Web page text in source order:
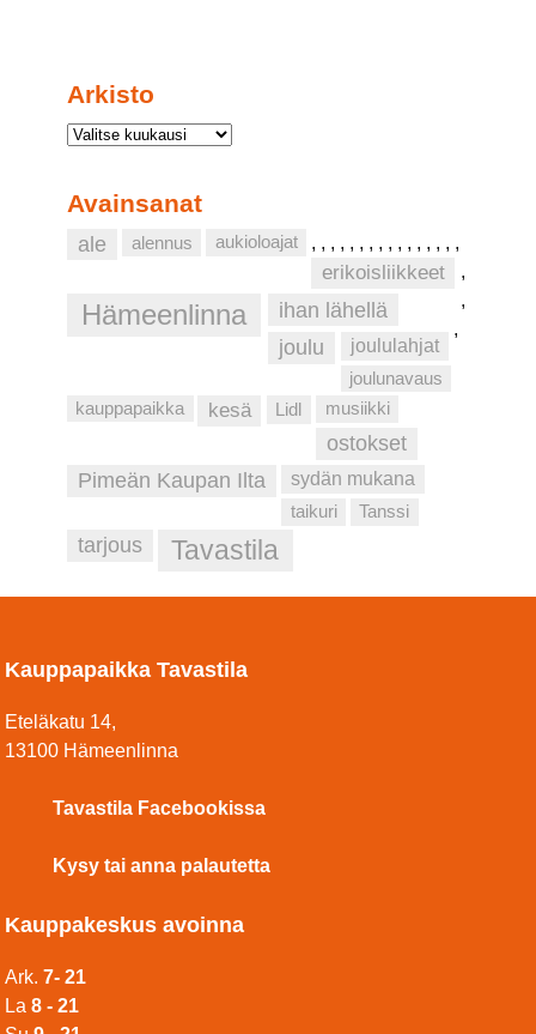
Arkisto
Avainsanat
ale ,
alennus ,
aukioloajat ,
erikoisliikkeet
,
Hämeenlinna
,
ihan lähellä
,
joulu
,
joululahjat
,
joulunavaus
,
kauppapaikka
,
kesä
,
Lidl
,
musiikki
,
ostokset
,
Pimeän Kaupan Ilta
,
sydän mukana
,
taikuri
,
Tanssi
,
tarjous
,
Tavastila
Kauppapaikka Tavastila
Eteläkatu 14,
13100 Hämeenlinna
Tavastila Facebookissa
Kysy tai anna palautetta
Kauppakeskus avoinna
Ark.7- 21
La8 - 21